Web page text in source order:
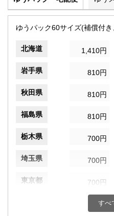
ゆうパック60サイズ(補償付
北海道 1,410円
岩手県 810円
秋田県 810円
福島県 810円
栃木県 700円
埼玉県 700円
東京都 700円
700円
すべ